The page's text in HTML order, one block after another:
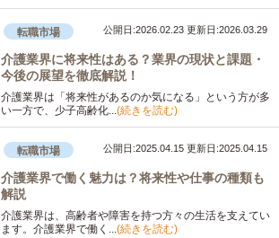
転職市場 公開日:2026.02.23 更新日:2026.03.29
介護業界に将来性はある？業界の現状と課題・
今後の展望を徹底解説！
介護業界は「将来性があるのか気になる」という方が多
い一方で、少子高齢化...(続きを読む)
転職市場 公開日:2025.04.15 更新日:2025.04.15
介護業界で働く魅力は？将来性や仕事の種類も
解説
介護業界は、高齢者や障害を持つ方々の生活を支えてい
ます。介護業界で働く...(続きを読む)